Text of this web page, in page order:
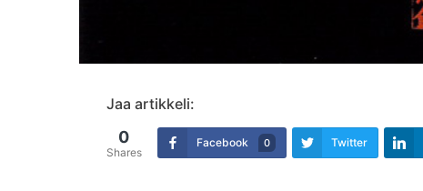
Jaa artikkeli:
0
Shares
Facebook 0 Twitter